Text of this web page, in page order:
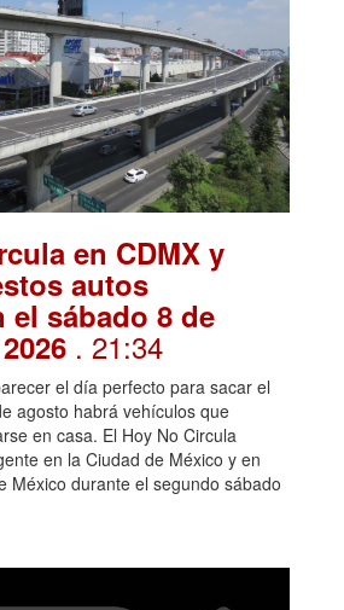
en CDMX y
autos
el sábado 8 de
. 21:34
el día perfecto para sacar el
agosto habrá vehículos que
en casa. El Hoy No Circula
en la Ciudad de México y en
México durante el segundo sábado